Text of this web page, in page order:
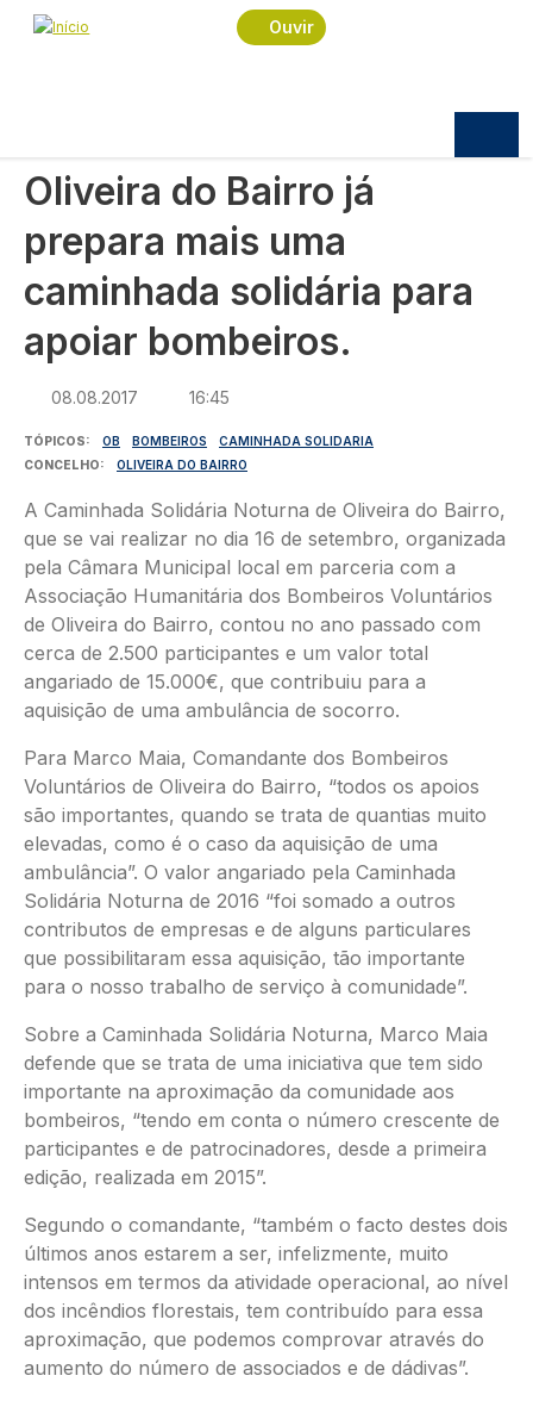
Passar para o conteúdo principal
Ouvir
Navegação estrutural
Início
Sociedade
Oliveira do Bairro já prepara mais uma caminhada
Oliveira do Bairro já
prepara mais uma
caminhada solidária para
apoiar bombeiros.
08.08.2017 16:45
TÓPICOS OB BOMBEIROS
CAMINHADA SOLIDARIA
CONCELHO
OLIVEIRA DO BAIRRO
A Caminhada Solidária Noturna de Oliveira do Bairro,
que se vai realizar no dia 16 de setembro, organizada
pela Câmara Municipal local em parceria com a
Associação Humanitária dos Bombeiros Voluntários
de Oliveira do Bairro, contou no ano passado com
cerca de 2.500 participantes e um valor total
angariado de 15.000€, que contribuiu para a
aquisição de uma ambulância de socorro.
Para Marco Maia, Comandante dos Bombeiros
Voluntários de Oliveira do Bairro, “todos os apoios
são importantes, quando se trata de quantias muito
elevadas, como é o caso da aquisição de uma
ambulância”. O valor angariado pela Caminhada
Solidária Noturna de 2016 “foi somado a outros
contributos de empresas e de alguns particulares
que possibilitaram essa aquisição, tão importante
para o nosso trabalho de serviço à comunidade”.
Sobre a Caminhada Solidária Noturna, Marco Maia
defende que se trata de uma iniciativa que tem sido
importante na aproximação da comunidade aos
bombeiros, “tendo em conta o número crescente de
participantes e de patrocinadores, desde a primeira
edição, realizada em 2015”.
Segundo o comandante, “também o facto destes dois
últimos anos estarem a ser, infelizmente, muito
intensos em termos da atividade operacional, ao nível
dos incêndios florestais, tem contribuído para essa
aproximação, que podemos comprovar através do
aumento do número de associados e de dádivas”.